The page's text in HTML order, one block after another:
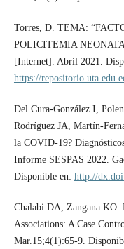
Torres, D. TEMA:
POLICITEMIA
[Internet]. Abril 2021.
https://
Del Cura-González I,
Rodríguez JA, Martín-
la COVID-19?
Informe SESPAS 2022.
Disponible en: http://
Chalabi DA, Zangana KO.
Associations: A Case
Mar.15;4(1):65-9.